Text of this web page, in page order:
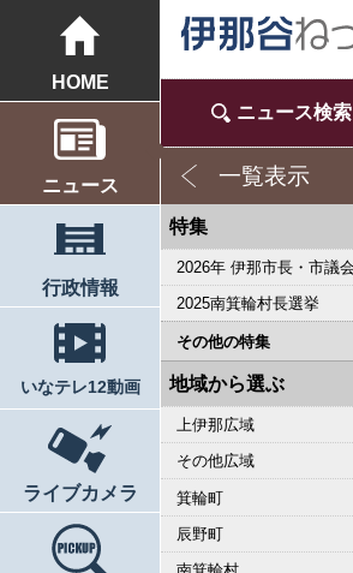
HOME
ニュース
行政情報
いなテレ12動画
ライブカメラ
ニュース検索
一覧表示
特集
2025南箕輪村長選挙
その他の特集
2023県議会議員選挙
2022箕輪町長選挙
2019県議会議員選挙
2018伊那市長選・市議選
桜シリーズ2018
桜シリーズ2017
2015県議会議員選挙
2014箕輪町長選挙
2014伊那市長選・市議選
桜シリーズ2014
カメラリポート
上伊那 医師不足問題
新ごみ中間処理施設
伊那市長・市議選
朝の学舎
記者室
伊那谷1年365人
輝く経営者～その後
花ロマン
伝承 上伊那の50年
駒ヶ根市長選挙
2007年 県議会議員選挙
権兵衛トンネル開通1周年
豪雨被害
新伊那市誕生へ
伊那谷 耐震強度偽装問題
2005年衆院選
その他
地域から選ぶ
上伊那広域
その他広域
箕輪町
辰野町